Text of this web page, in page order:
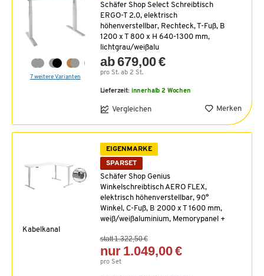
7 weitere Varianten
Schäfer Shop Select Schreibtisch
ERGO-T 2.0, elektrisch
höhenverstellbar, Rechteck, T-Fuß, B
1200 x T 800 x H 640-1300 mm,
lichtgrau/weißalu
ab 679,00 €
pro St. ab 2 St.
Lieferzeit: innerhalb 2 Wochen
Vergleichen Merken
EIGENMARKE
SPARSET
Schäfer Shop Genius
Winkelschreibtisch AERO FLEX,
elektrisch höhenverstellbar, 90°
Winkel, C-Fuß, B 2000 x T 1600 mm,
weiß/weißaluminium, Memorypanel +
Kabelkanal
statt 1.322,50 €
nur 1.049,00 €
pro Set